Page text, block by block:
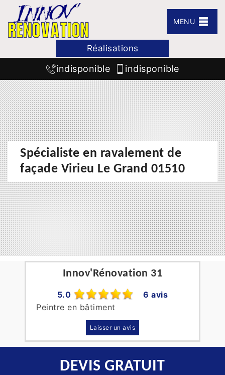
MENU
Réalisations
indisponible indisponible
Spécialiste en ravalement de
façade Virieu Le Grand 01510
Innov'Rénovation 31
5.0
6 avis
Peintre en bâtiment
Laisser un avis
DEVIS GRATUIT